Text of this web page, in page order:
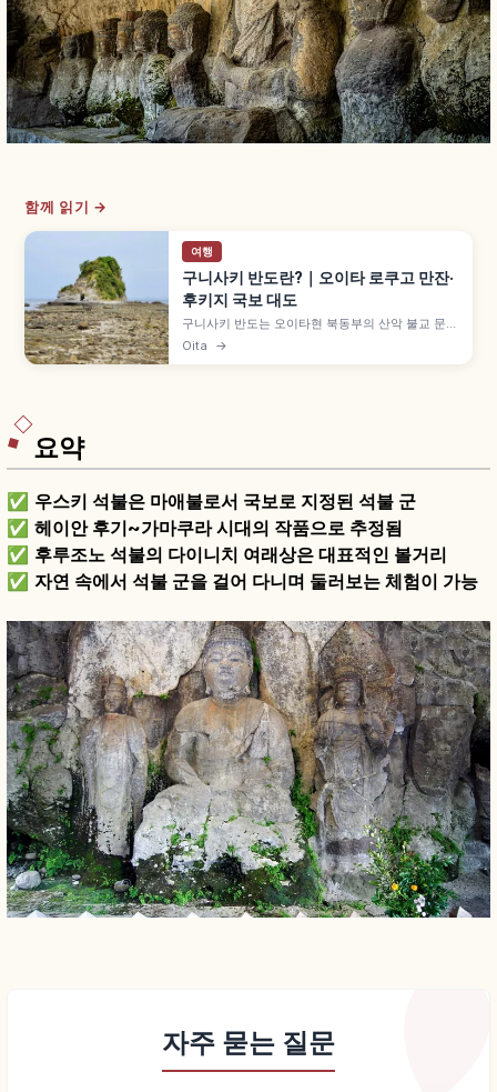
함께 읽기 →
여행
구니사키 반도란?｜오이타 로쿠고 만잔·
후키지 국보 대도
구니사키 반도는 오이타현 북동부의 산악 불교 문화
지역으로, 요로 2년(718년) 닌몬 보사쓰가 개창했다
Oita →
요약
✅ 우스키 석불은 마애불로서 국보로 지정된 석불 군
✅ 헤이안 후기~가마쿠라 시대의 작품으로 추정됨
✅ 후루조노 석불의 다이니치 여래상은 대표적인 볼거리
✅ 자연 속에서 석불 군을 걸어 다니며 둘러보는 체험이 가능
자주 묻는 질문